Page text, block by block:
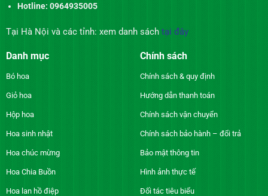
Hotline: 0964935005
Tại Hà Nội và các tỉnh: xem danh sách tại đây
Danh mục
Bó hoa
Giỏ hoa
Hộp hoa
Hoa sinh nhật
Hoa chúc mừng
Hoa Chia Buồn
Hoa lan hồ điệp
Chính sách
Chính sách & quy định
Hướng dẫn thanh toán
Chính sách vận chuyển
Chính sách bảo hành – đổi trả
Bảo mật thông tin
Hình ảnh thực tế
Đối tác tiêu biểu